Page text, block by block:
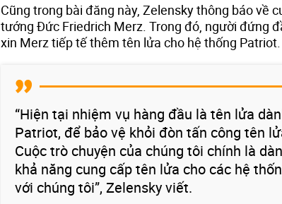
Cũng trong bài đăng này, Zelensky thông báo về
tướng Đức Friedrich Merz. Trong đó, người đứng
xin Merz tiếp tế thêm tên lửa cho hệ thống Patriot.
“Hiện tại nhiệm vụ hàng đầu là tên lửa
Patriot, để bảo vệ khỏi đòn tấn công tên
Cuộc trò chuyện của chúng tôi chính là
khả năng cung cấp tên lửa cho các hệ
với chúng tôi”, Zelensky viết.